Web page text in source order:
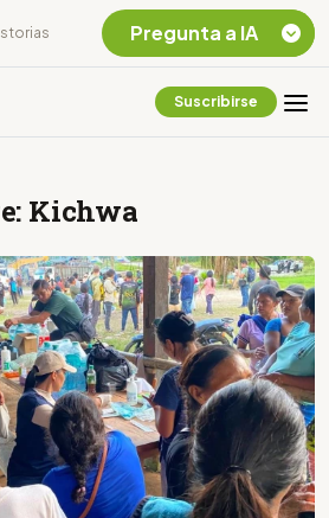
Suscribirse
Kichwa
Pregunta a IA
Amazonia Ecuatoriana
¿En que consiste la
tasa minera que rige en
Ecuador?